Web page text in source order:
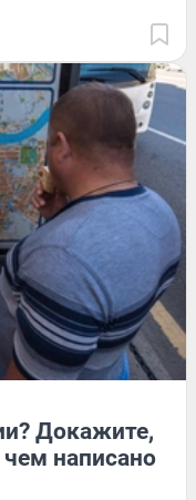
Докажите,
написано